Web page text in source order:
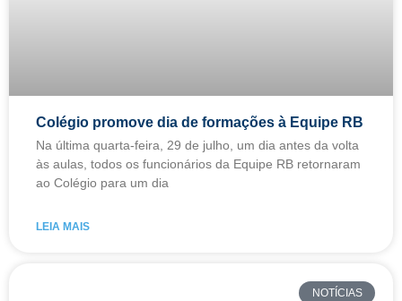
Colégio promove dia de formações à Equipe RB
Na última quarta-feira, 29 de julho, um dia antes da volta
às aulas, todos os funcionários da Equipe RB retornaram
ao Colégio para um dia
LEIA MAIS
NOTÍCIAS